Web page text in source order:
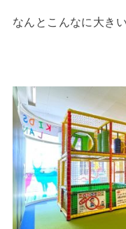
なんとこんなに大き